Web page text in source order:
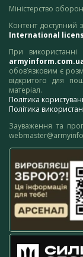
Міністерство
Контент доступний
International
При
обов’язковим є
відкритого для
матеріал.
Політика
Політика
Зауваження та